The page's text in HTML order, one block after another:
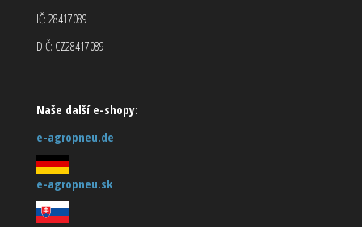
IČ: 28417089
DIČ: CZ28417089
Naše další e-shopy:
e-agropneu.de
e-agropneu.sk